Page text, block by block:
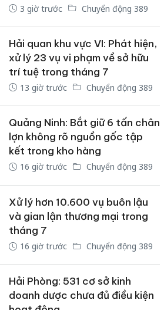
3 giờ trước Chuyển động 389
Hải quan khu vực VI: Phát hiện,
xử lý 23 vụ vi phạm về sở hữu
trí tuệ trong tháng 7
13 giờ trước Chuyển động 389
Quảng Ninh: Bắt giữ 6 tấn chân
lợn không rõ nguồn gốc tập
kết trong kho hàng
16 giờ trước Chuyển động 389
Xử lý hơn 10.600 vụ buôn lậu
và gian lận thương mại trong
tháng 7
16 giờ trước Chuyển động 389
Hải Phòng: 531 cơ sở kinh
doanh dược chưa đủ điều kiện